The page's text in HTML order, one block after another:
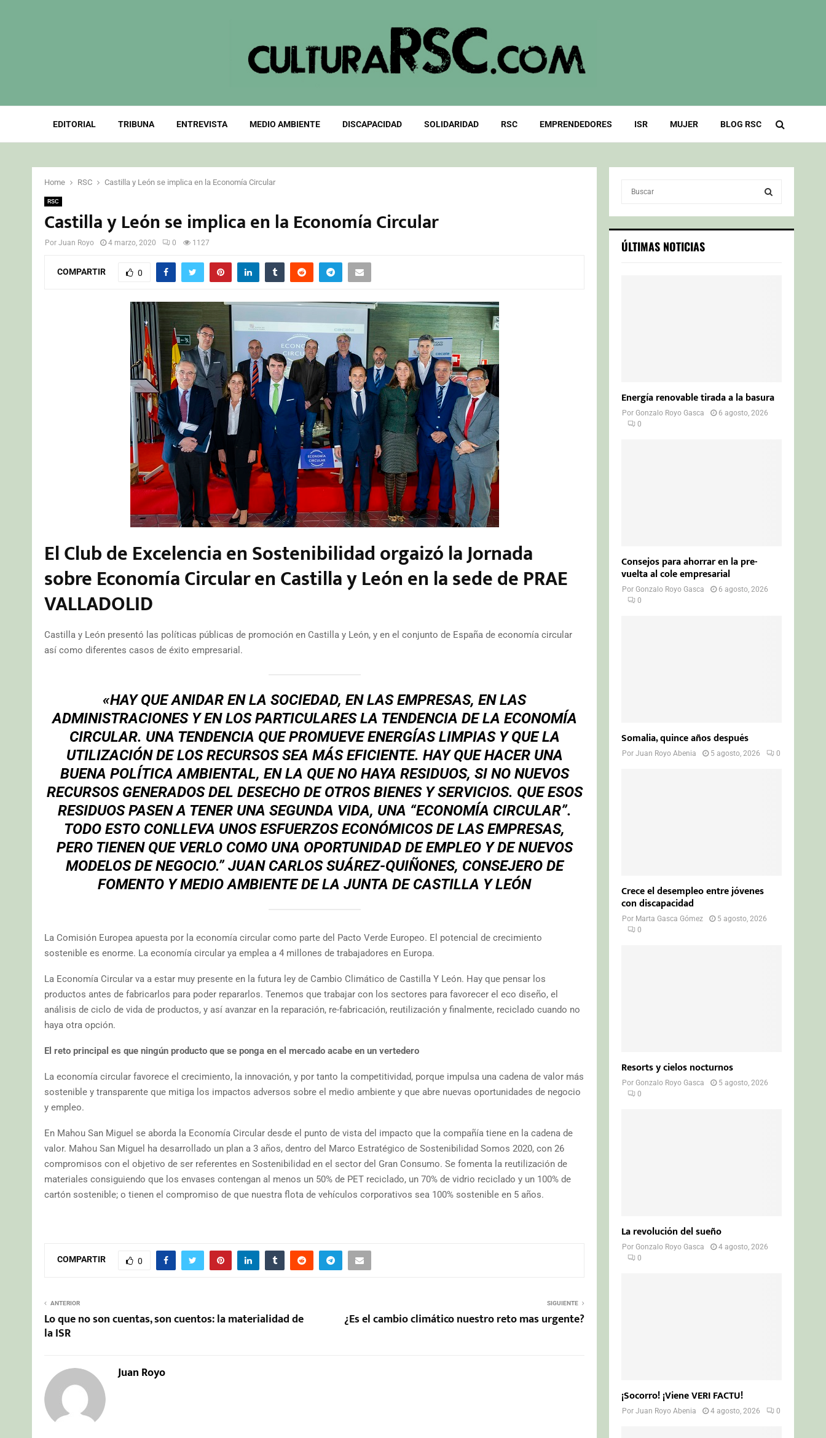
EDITORIAL TRIBUNA ENTREVISTA MEDIO AMBIENTE DISCAPACIDAD SOLIDARIDAD RSC EMPRENDEDORES ISR MUJER BLOG RSC
Home RSC Castilla y León se implica en la Economía Circular
RSC
Castilla y León se implica en la Economía Circular
Por Juan Royo 4 marzo, 2020 0 1127
COMPARTIR 0
El Club de Excelencia en Sostenibilidad orgaizó la Jornada
sobre Economía Circular en Castilla y León en la sede de PRAE
VALLADOLID
Castilla y León presentó las políticas públicas de promoción en Castilla y León, y en el conjunto de España de economía circular
así como diferentes casos de éxito empresarial.
«HAY QUE ANIDAR EN LA SOCIEDAD, EN LAS EMPRESAS, EN LAS
ADMINISTRACIONES Y EN LOS PARTICULARES LA TENDENCIA DE LA ECONOMÍA
CIRCULAR. UNA TENDENCIA QUE PROMUEVE ENERGÍAS LIMPIAS Y QUE LA
UTILIZACIÓN DE LOS RECURSOS SEA MÁS EFICIENTE. HAY QUE HACER UNA
BUENA POLÍTICA AMBIENTAL, EN LA QUE NO HAYA RESIDUOS, SI NO NUEVOS
RECURSOS GENERADOS DEL DESECHO DE OTROS BIENES Y SERVICIOS. QUE ESOS
RESIDUOS PASEN A TENER UNA SEGUNDA VIDA, UNA “ECONOMÍA CIRCULAR”.
TODO ESTO CONLLEVA UNOS ESFUERZOS ECONÓMICOS DE LAS EMPRESAS,
PERO TIENEN QUE VERLO COMO UNA OPORTUNIDAD DE EMPLEO Y DE NUEVOS
MODELOS DE NEGOCIO.” JUAN CARLOS SUÁREZ-QUIÑONES, CONSEJERO DE
FOMENTO Y MEDIO AMBIENTE DE LA JUNTA DE CASTILLA Y LEÓN
La Comisión Europea apuesta por la economía circular como parte del Pacto Verde Europeo. El potencial de crecimiento
sostenible es enorme. La economía circular ya emplea a 4 millones de trabajadores en Europa.
La Economía Circular va a estar muy presente en la futura ley de Cambio Climático de Castilla Y León. Hay que pensar los
productos antes de fabricarlos para poder repararlos. Tenemos que trabajar con los sectores para favorecer el eco diseño, el
análisis de ciclo de vida de productos, y así avanzar en la reparación, re-fabricación, reutilización y finalmente, reciclado cuando no
haya otra opción.
El reto principal es que ningún producto que se ponga en el mercado acabe en un vertedero
La economía circular favorece el crecimiento, la innovación, y por tanto la competitividad, porque impulsa una cadena de valor más
sostenible y transparente que mitiga los impactos adversos sobre el medio ambiente y que abre nuevas oportunidades de negocio
y empleo.
En Mahou San Miguel se aborda la Economía Circular desde el punto de vista del impacto que la compañía tiene en la cadena de
valor. Mahou San Miguel ha desarrollado un plan a 3 años, dentro del Marco Estratégico de Sostenibilidad Somos 2020, con 26
compromisos con el objetivo de ser referentes en Sostenibilidad en el sector del Gran Consumo. Se fomenta la reutilización de
materiales consiguiendo que los envases contengan al menos un 50% de PET reciclado, un 70% de vidrio reciclado y un 100% de
cartón sostenible; o tienen el compromiso de que nuestra flota de vehículos corporativos sea 100% sostenible en 5 años.
COMPARTIR 0
ANTERIOR
Lo que no son cuentas, son cuentos: la materialidad de
la ISR
SIGUIENTE
¿Es el cambio climático nuestro reto mas urgente?
Juan Royo
c
h
S
ÚLTIMAS NOTICIAS
Energía renovable tirada a la basura
PorGonzalo Royo Gasca
6 agosto, 2026
0
Consejos para ahorrar en la pre-
vuelta al cole empresarial
PorGonzalo Royo Gasca
6 agosto, 2026
0
Somalia, quince años después
PorJuan Royo Abenia 5 agosto, 2026 0
Crece el desempleo entre jóvenes
con discapacidad
Por Marta Gasca Gómez
5 agosto, 2026
0
Resorts y cielos nocturnos
PorGonzalo Royo Gasca
5 agosto, 2026
0
La revolución del sueño
PorGonzalo Royo Gasca
4 agosto, 2026
0
¡Socorro! ¡Viene VERI FACTU!
PorJuan Royo Abenia 4 agosto, 2026 0